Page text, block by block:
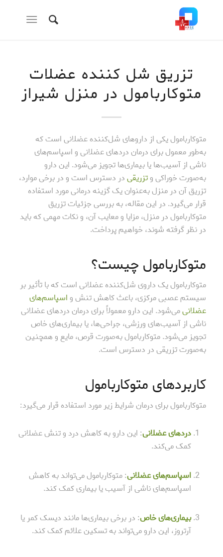
تزریق شل کننده عضلات
متوکاربامول در منزل شیراز
متوکاربامول یکی از داروهای شل‌کننده عضلانی است که
به‌طور معمول برای درمان دردهای عضلانی و اسپاسم‌های
ناشی از آسیب‌ها یا بیماری‌ها تجویز می‌شود. این دارو
به‌صورت خوراکی وتزریقیدر دسترس است و در برخی موارد،
تزریق آن در منزل به‌عنوان یک گزینه درمانی مورد استفاده
قرار می‌گیرد. در این مقاله، به بررسی جزئیات تزریق
متوکاربامول در منزل، مزایا و معایب آن، و نکات مهمی که باید
در نظر گرفته شوند، خواهیم پرداخت.
متوکاربامول چیست؟
متوکاربامول یک داروی شل‌کننده عضلانی است که با تأثیر بر
سیستم عصبی مرکزی، باعث کاهش تنش و اسپاسم‌های
عضلانیمی‌شود. این دارو معمولاً برای درمان دردهای عضلانی
ناشی از آسیب‌های ورزشی، جراحی‌ها، یا بیماری‌های خاص
تجویز می‌شود. متوکاربامول به‌صورت قرص، مایع و همچنین
به‌صورت تزریقی در دسترس است.
کاربردهای متوکاربامول
متوکاربامول برای درمان شرایط زیر مورد استفاده قرار می‌گیرد:
دردهای عضلانی: این دارو به کاهش درد و تنش عضلانی
کمک می‌کند.
اسپاسم‌های عضلانی: متوکاربامول می‌تواند به کاهش
اسپاسم‌های ناشی از آسیب یا بیماری کمک کند.
بیماری‌های خاص: در برخی بیماری‌ها مانند دیسک کمر یا
آرتروز، این دارو می‌تواند به تسکین علائم کمک کند.